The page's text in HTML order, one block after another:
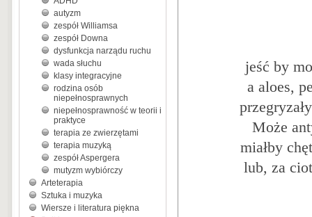
autyzm
zespół Williamsa
zespół Downa
dysfunkcja narządu ruchu
wada słuchu
klasy integracyjne
rodzina osób
niepełnosprawnych
niepełnosprawność w teorii i
praktyce
terapia ze zwierzętami
terapia muzyką
zespół Aspergera
mutyzm wybiórczy
Arteterapia
Sztuka i muzyka
Wiersze i literatura piękna
jeść by
a aloes,
Może
miałby
lub, za